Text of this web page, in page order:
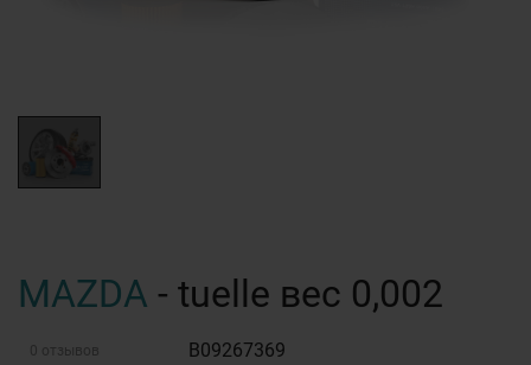
MAZDA - tuelle вес 0,002
0 отзывов B09267369